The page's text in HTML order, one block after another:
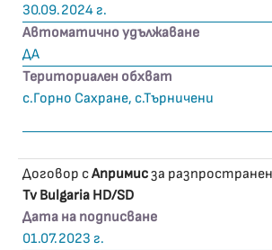
30.09.2024 г.
Автоматично удължаване
ДА
Териториален обхват
с.Горно Сахране, с.Търничени
Договор сАпримисза
Tv Bulgaria HD/SD
Дата на подписване
01.07.2023 г.